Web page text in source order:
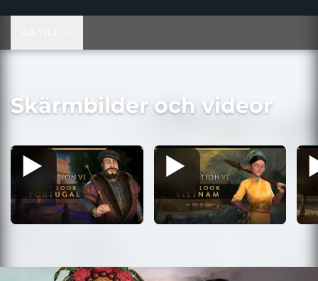
Skärmbilder och videor